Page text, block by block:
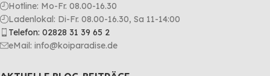
Hotline: Mo-Fr. 08.00-16.30
Ladenlokal: Di-Fr. 08.00-16.30, Sa 11-14:00
Telefon: 02828 31 39 65 2
eMail: info@koiparadise.de